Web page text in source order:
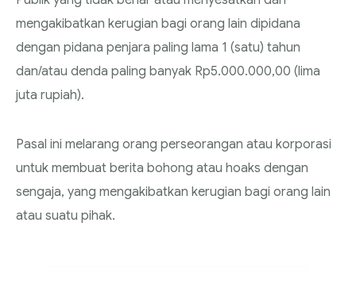
mengakibatkan kerugian bagi orang lain dipidana
dengan pidana penjara paling lama 1 (satu) tahun
dan/atau denda paling banyak Rp5.000.000,00 (lima
juta rupiah).
Pasal ini melarang orang perseorangan atau korporasi
untuk membuat berita bohong atau hoaks dengan
sengaja, yang mengakibatkan kerugian bagi orang lain
atau suatu pihak.